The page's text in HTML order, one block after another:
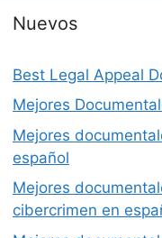
Nuevos
Best Legal Appeal
Mejores
Mejores
español
Mejores
cibercrimen en